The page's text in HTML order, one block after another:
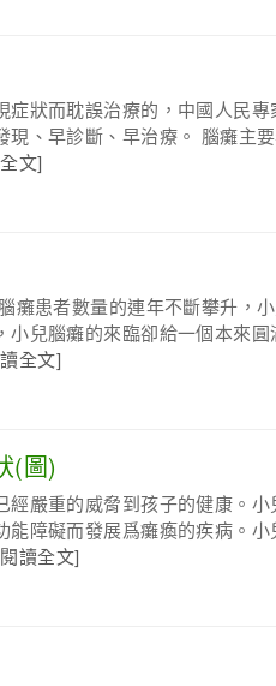
狀而耽誤治療的，中國人民
、早診斷、早治療。 腦癱主
文]
癱患者數量的連年不斷攀升，
兒腦癱的來臨卻給一個本來
全文]
(圖)
嚴重的威脅到孩子的健康。
障礙而發展爲癱瘓的疾病。
讀全文]